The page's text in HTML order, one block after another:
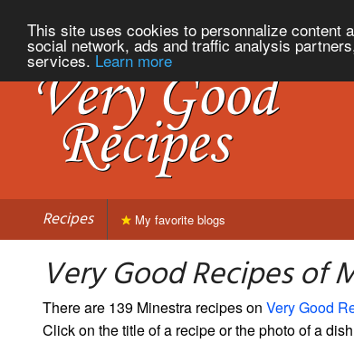
This site uses cookies to personnalize content
social network, ads and traffic analysis
services. Learn more
Recipes My favorite blogs
Very Good Recipes of
There are 139 Minestra recipes on Very Good
Click on the title of a recipe or the photo of a